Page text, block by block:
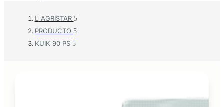
 AGRISTAR
PRODUCTO
KUIK 90 PS